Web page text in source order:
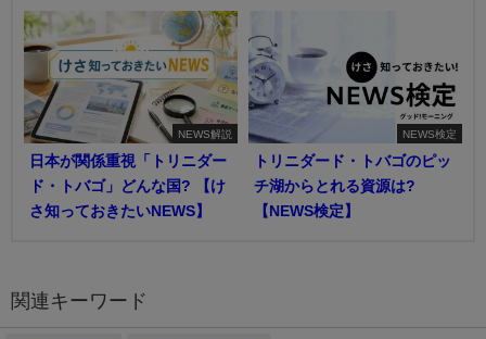
NEWS解説
日本が関係重視「トリニダー
ド・トバゴ」どんな国? 【け
さ知っておきたいNEWS】
NEWS検定
トリニダード・トバゴのピッ
チ湖からとれる資源は?
【NEWS検定】
関連キーワード